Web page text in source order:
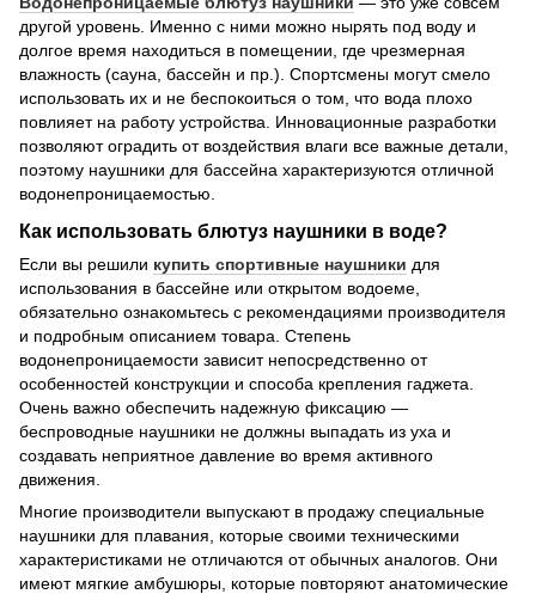
другой уровень. Именно с ними можно нырять под воду и
долгое время находиться в помещении, где чрезмерная
влажность (сауна, бассейн и пр.). Спортсмены могут смело
использовать их и не беспокоиться о том, что вода плохо
повлияет на работу устройства. Инновационные разработки
позволяют оградить от воздействия влаги все важные детали,
поэтому наушники для бассейна характеризуются отличной
водонепроницаемостью.
Как использовать блютуз наушники в воде?
Если вы решили купить спортивные наушники для
использования в бассейне или открытом водоеме,
обязательно ознакомьтесь с рекомендациями производителя
и подробным описанием товара. Степень
водонепроницаемости зависит непосредственно от
особенностей конструкции и способа крепления гаджета.
Очень важно обеспечить надежную фиксацию —
беспроводные наушники не должны выпадать из уха и
создавать неприятное давление во время активного
движения.
Многие производители выпускают в продажу специальные
наушники для плавания, которые своими техническими
характеристиками не отличаются от обычных аналогов. Они
имеют мягкие амбушюры, которые повторяют анатомические